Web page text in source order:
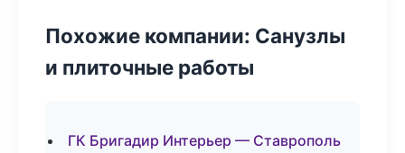
Похожие компании: Санузлы
и плиточные работы
ГК Бригадир Интерьер — Ставрополь